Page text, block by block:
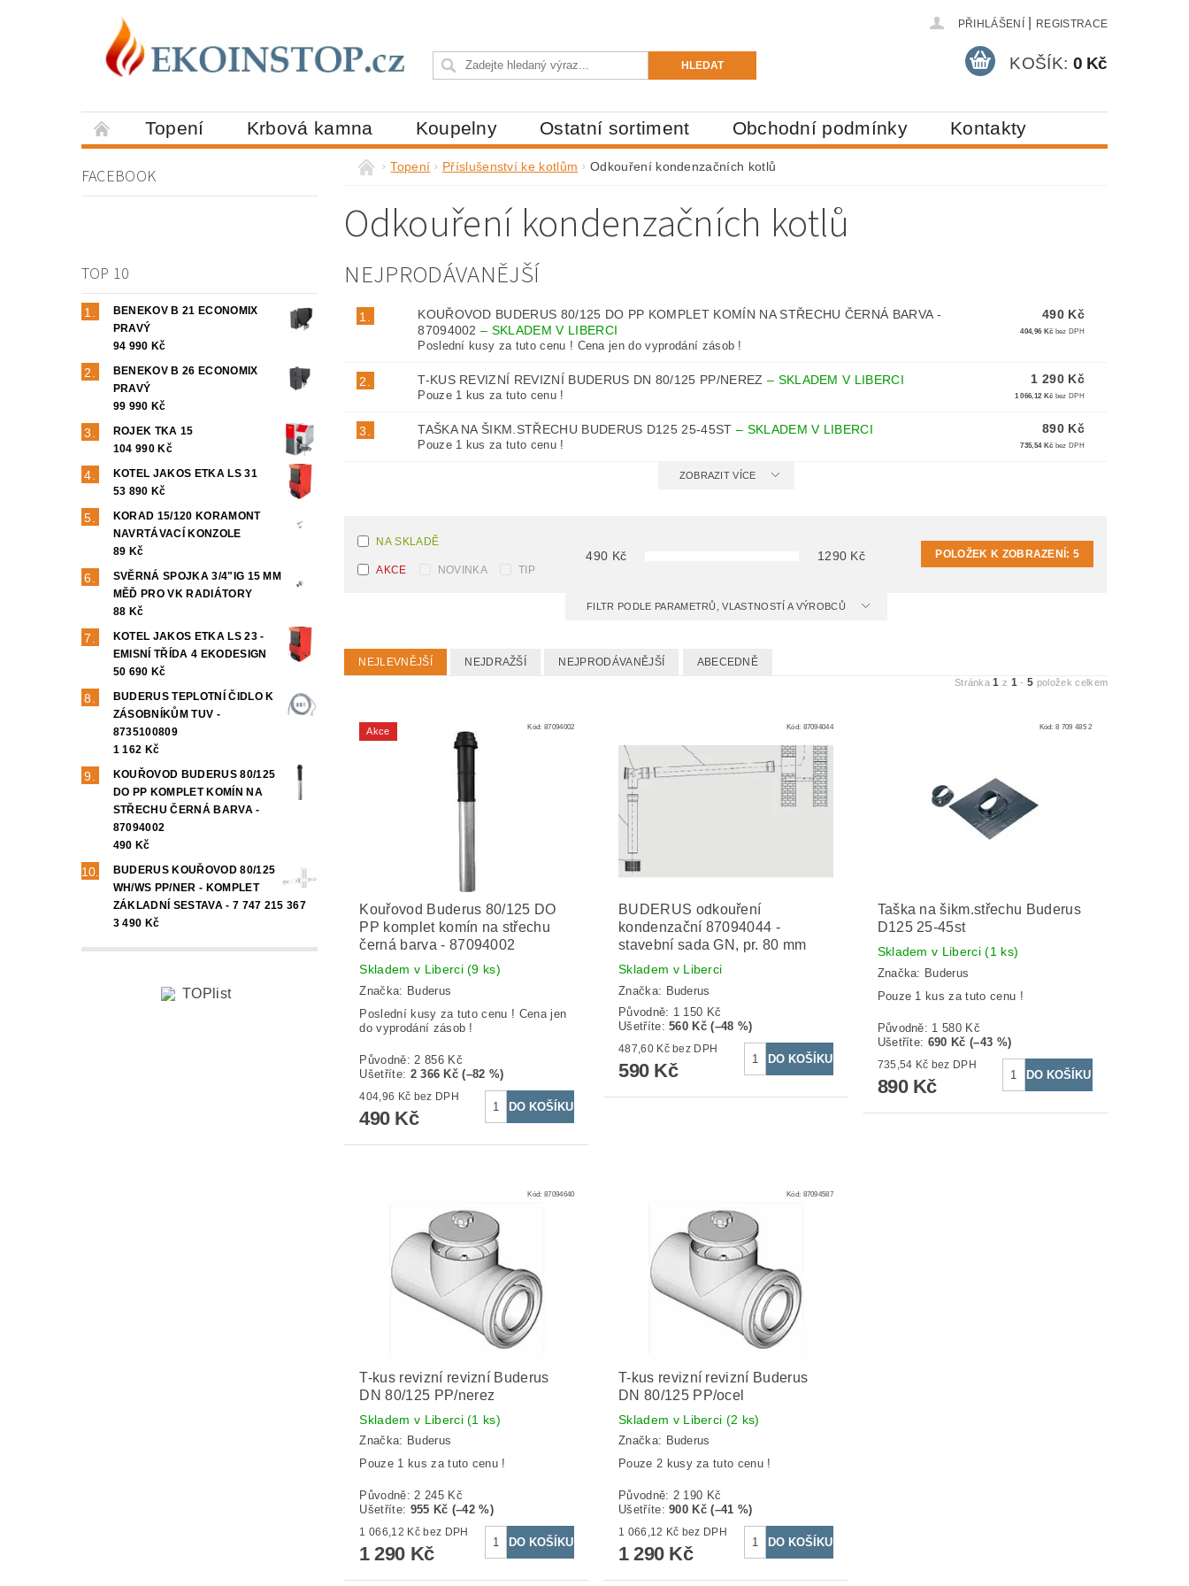
PŘIHLÁŠENÍ REGISTRACE
KOŠÍK: 0 Kč
Topení Krbová kamna Koupelny Ostatní sortiment Obchodní podmínky Kontakty
FACEBOOK
TOP 10
BENEKOV B 21 ECONOMIX
PRAVÝ
94 990 Kč
BENEKOV B 26 ECONOMIX
PRAVÝ
99 990 Kč
ROJEK TKA 15
104 990 Kč
KOTEL JAKOS ETKA LS 31
53 890 Kč
KORAD 15/120 KORAMONT
NAVRTÁVACÍ KONZOLE
89 Kč
SVĚRNÁ SPOJKA 3/4"IG 15 MM
MĚĎ PRO VK RADIÁTORY
88 Kč
KOTEL JAKOS ETKA LS 23 -
EMISNÍ TŘÍDA 4 EKODESIGN
50 690 Kč
BUDERUS TEPLOTNÍ ČIDLO K
ZÁSOBNÍKŮM TUV -
8735100809
1 162 Kč
KOUŘOVOD BUDERUS 80/125
DO PP KOMPLET KOMÍN NA
STŘECHU ČERNÁ BARVA -
87094002
490 Kč
BUDERUS KOUŘOVOD 80/125
WH/WS PP/NER - KOMPLET
ZÁKLADNÍ SESTAVA - 7 747 215 367
3 490 Kč
Topení Příslušenství ke kotlům Odkouření kondenzačních kotlů
Odkouření kondenzačních kotlů
NEJPRODÁVANĚJŠÍ
1.
KOUŘOVOD BUDERUS 80/125 DO PP KOMPLET KOMÍN NA STŘECHU ČERNÁ BARVA -
87094002– SKLADEM V LIBERCI
Poslední kusy za tuto cenu ! Cena jen do vyprodání zásob !
490 Kč
404,96 Kč bez DPH
2. T-KUS REVIZNÍ REVIZNÍ BUDERUS DN 80/125 PP/NEREZ – SKLADEM V LIBERCI
Pouze 1 kus za tuto cenu !
1 290 Kč
1 066,12 Kč bez DPH
3. TAŠKA NA ŠIKM.STŘECHU BUDERUS D125 25-45ST – SKLADEM V LIBERCI
Pouze 1 kus za tuto cenu !
890 Kč
735,54 Kč bez DPH
ZOBRAZIT VÍCE
NA SKLADĚ
AKCE NOVINKA TIP
490 Kč 1290 Kč POLOŽEK K ZOBRAZENÍ:5
FILTR PODLE PARAMETRŮ, VLASTNOSTÍ A VÝROBCŮ
NEJLEVNĚJŠÍ NEJDRAŽŠÍ NEJPRODÁVANĚJŠÍ ABECEDNĚ
Stránka1 z 1 -5 položek celkem
Akce Kód: 87094002
Kouřovod Buderus 80/125 DO
PP komplet komín na střechu
černá barva - 87094002
Skladem v Liberci(9 ks)
Značka: Buderus
Poslední kusy za tuto cenu ! Cena jen
do vyprodání zásob !
Původně: 2 856 Kč
Ušetříte: 2 366 Kč (–82 %)
404,96 Kč bez DPH
490 Kč
Kód: 87094044
BUDERUS odkouření
kondenzační 87094044 -
stavební sada GN, pr. 80 mm
Skladem v Liberci
Značka: Buderus
Původně: 1 150 Kč
Ušetříte:560 Kč (–48 %)
487,60 Kč bez DPH
590 Kč
Kód:8 709 485 2
Taška na šikm.střechu Buderus
D125 25-45st
Skladem v Liberci(1 ks)
Značka: Buderus
Pouze 1 kus za tuto cenu !
Původně: 1 580 Kč
Ušetříte: 690 Kč (–43 %)
735,54 Kč bez DPH
890 Kč
Kód: 87094640
T-kus revizní revizní Buderus
DN 80/125 PP/nerez
Skladem v Liberci(1 ks)
Značka: Buderus
Pouze 1 kus za tuto cenu !
Původně:2 245 Kč
Ušetříte: 955 Kč (–42 %)
1 066,12 Kč bez DPH
1 290 Kč
Kód: 87094587
T-kus revizní revizní Buderus
DN 80/125 PP/ocel
Skladem v Liberci (2 ks)
Značka: Buderus
Pouze 2 kusy za tuto cenu !
Původně: 2 190 Kč
Ušetříte:900 Kč (–41 %)
1 066,12 Kč bez DPH
1 290 Kč